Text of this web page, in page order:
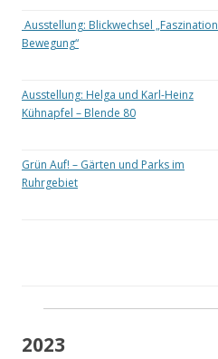
Ausstellung: Blickwechsel „Faszination
Bewegung“
Ausstellung: Helga und Karl-Heinz
Kühnapfel – Blende 80
Grün Auf! – Gärten und Parks im
Ruhrgebiet
2023